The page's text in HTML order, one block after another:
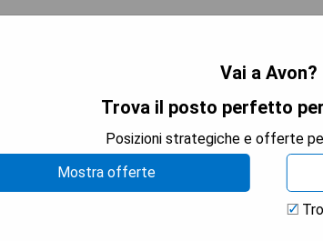
MOSTRA I PREZZI
Vai a Avon?
Trova il posto perfetto
Posizioni strategiche e offerte
Mostra offerte